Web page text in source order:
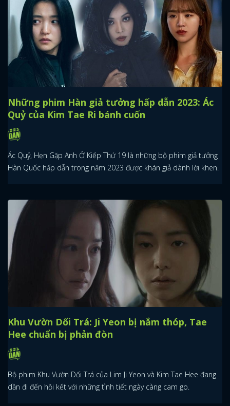
Những phim Hàn giả tưởng hấp dẫn 2023: Ác
Quỷ của Kim Tae Ri bánh cuốn
Ác Quỷ, Hẹn Gặp Anh Ở Kiếp Thứ 19 là những bộ phim giả tưởng
Hàn Quốc hấp dẫn trong năm 2023 được khán giả dành lời khen.
Khu Vườn Dối Trá: Ji Yeon bị nắm thóp, Tae
Hee chuẩn bị phản đòn
Bộ phim Khu Vườn Dối Trá của Lim Ji Yeon và Kim Tae Hee đang
dần đi đến hồi kết với những tình tiết ngày càng cam go.